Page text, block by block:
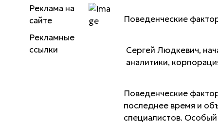
Реклама на
сайте
Рекламные
ссылки
Поведенческие
Сергей Людкевич,
аналитики,
Поведенческие
последнее время и
специалистов.